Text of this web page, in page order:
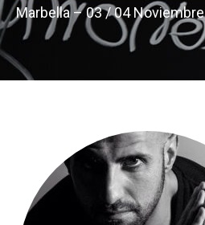
Marbella – 03 / 04 Noviembre